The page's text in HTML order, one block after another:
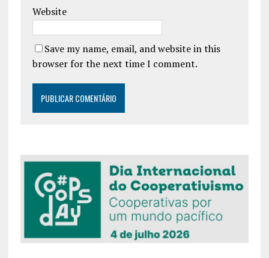
Website
Save my name, email, and website in this
browser for the next time I comment.